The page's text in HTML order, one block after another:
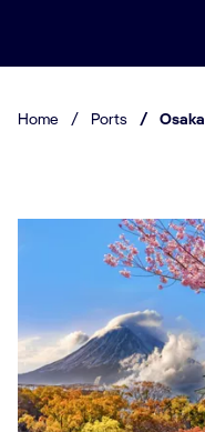
Home / Ports / Osaka